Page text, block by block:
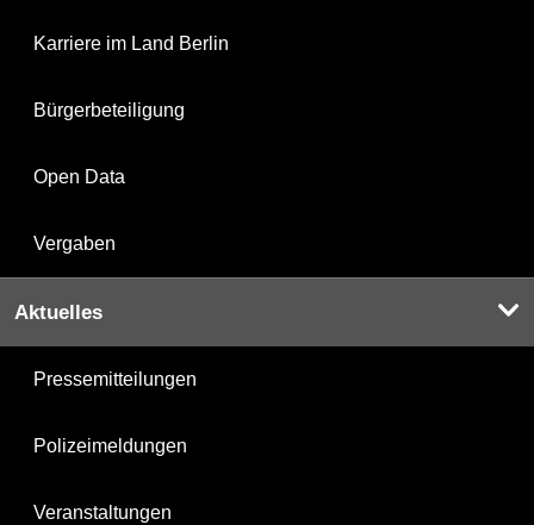
Karriere im Land Berlin
Bürgerbeteiligung
Open Data
Vergaben
Aktuelles
Pressemitteilungen
Polizeimeldungen
Veranstaltungen